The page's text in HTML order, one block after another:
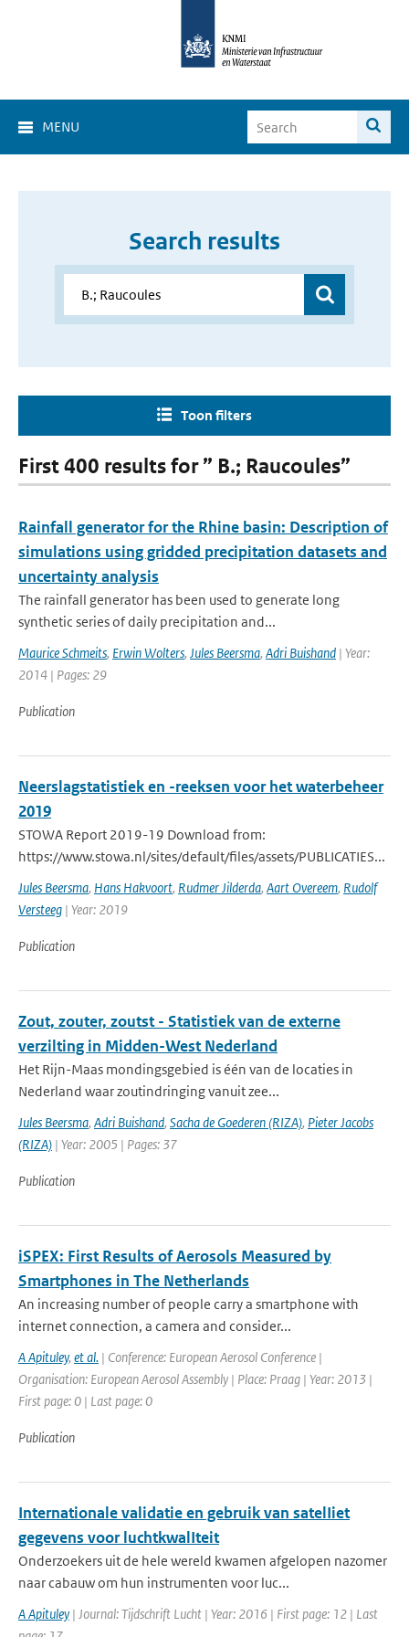
MENU
Search results
Toon filters
First 400 results for ” B.; Raucoules”
Rainfall generator for the Rhine basin: Description of
simulations using gridded precipitation datasets and
uncertainty analysis
The rainfall generator has been used to generate long
synthetic series of daily precipitation and...
Maurice Schmeits, Erwin Wolters, Jules Beersma, Adri Buishand | Year:
2014 | Pages: 29
Publication
Neerslagstatistiek en -reeksen voor het waterbeheer
2019
STOWA Report 2019-19 Download from:
https://www.stowa.nl/sites/default/files/assets/PUBLICATIES...
Jules Beersma, Hans Hakvoort, Rudmer Jilderda, Aart Overeem, Rudolf
Versteeg | Year: 2019
Publication
Zout, zouter, zoutst - Statistiek van de externe
verzilting in Midden-West Nederland
Het Rijn-Maas mondingsgebied is één van de locaties in
Nederland waar zoutindringing vanuit zee...
Jules Beersma, Adri Buishand, Sacha de Goederen (RIZA), Pieter Jacobs
(RIZA) | Year: 2005 | Pages: 37
Publication
iSPEX: First Results of Aerosols Measured by
Smartphones in The Netherlands
An increasing number of people carry a smartphone with
internet connection, a camera and consider...
A Apituley, et al. | Conference: European Aerosol Conference |
Organisation: European Aerosol Assembly | Place: Praag | Year: 2013 |
First page: 0 | Last page: 0
Publication
Internationale validatie en gebruik van satelIiet
gegevens voor luchtkwalIteit
Onderzoekers uit de hele wereld kwamen afgelopen nazomer
naar cabauw om hun instrumenten voor luc...
A Apituley | Journal: Tijdschrift Lucht | Year: 2016 | First page: 12 | Last